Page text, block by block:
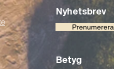
Nyhetsbrev
Prenumerera
Betyg